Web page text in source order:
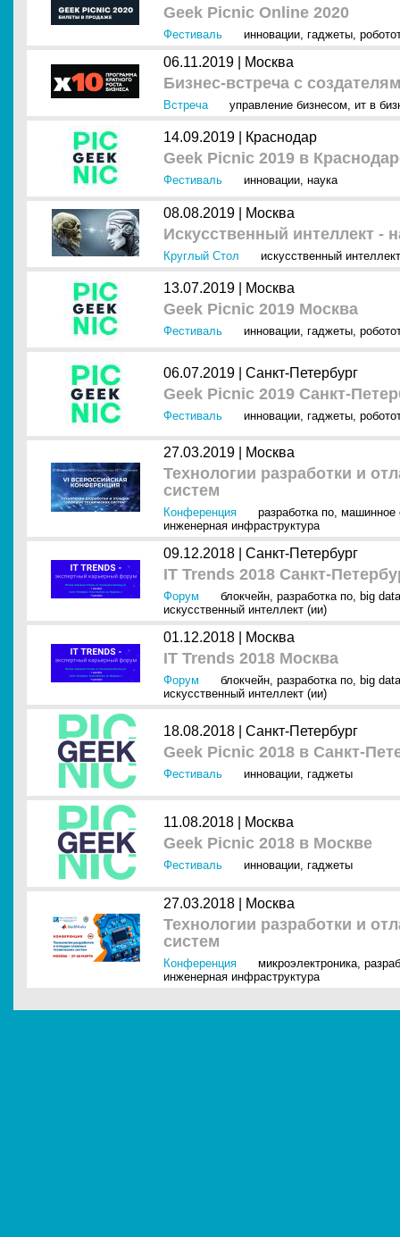
Geek Picnic Online 2020
Фестиваль инновации, гаджеты,
06.11.2019 | Москва
Бизнес-встреча с
Встреча управление бизнесом, ит в
14.09.2019 | Краснодар
Geek Picnic 2019 в
Фестиваль инновации, наука
08.08.2019 | Москва
Искусственный интеллект -
Круглый Стол искусственный
13.07.2019 | Москва
Geek Picnic 2019 Москва
Фестиваль инновации, гаджеты,
06.07.2019 | Санкт-Петербург
Geek Picnic 2019 Санкт-
Фестиваль инновации, гаджеты,
27.03.2019 | Москва
Технологии разработки и
систем
Конференция разработка по, машинное
инженерная инфраструктура
09.12.2018 | Санкт-Петербург
IT Trends 2018 Санкт-
Форум блокчейн, разработка по, big data
искусственный интеллект (ии)
01.12.2018 | Москва
IT Trends 2018 Москва
Форум блокчейн, разработка по, big data
искусственный интеллект (ии)
18.08.2018 | Санкт-Петербург
Geek Picnic 2018 в Санкт-
Фестиваль инновации, гаджеты
11.08.2018 | Москва
Geek Picnic 2018 в Москве
Фестиваль инновации, гаджеты
27.03.2018 | Москва
Технологии разработки и
систем
Конференция микроэлектроника,
инженерная инфраструктура